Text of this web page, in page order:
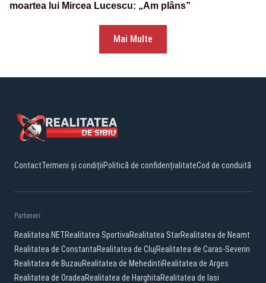
moartea lui Mircea Lucescu: „Am plâns”
Mai Multe
ContactTermeni și condițiiPolitică de confidențialitateCod de conduită
Parteneri:
Realitatea.NETRealitatea SportivaRealitatea StarRealitatea de Neamt
Realitatea de ConstantaRealitatea de ClujRealitatea de Caras-Severin
Realitatea de BuzauRealitatea de MehedintiRealitatea de Arges
Realitatea de OradeaRealitatea de HarghitaRealitatea de Iasi